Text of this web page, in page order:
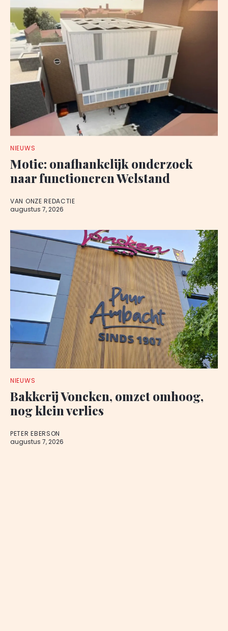
NIEUWS
Motie: onafhankelijk onderzoek
naar functioneren Welstand
VAN ONZE REDACTIE
augustus 7, 2026
NIEUWS
Bakkerij Voncken, omzet omhoog,
nog klein verlies
PETER EBERSON
augustus 7, 2026